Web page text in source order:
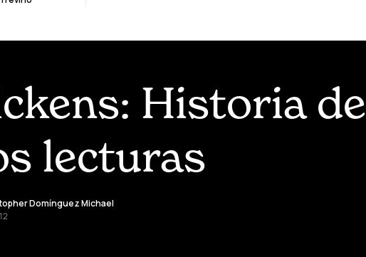
Historia de
lecturas
Domínguez Michael